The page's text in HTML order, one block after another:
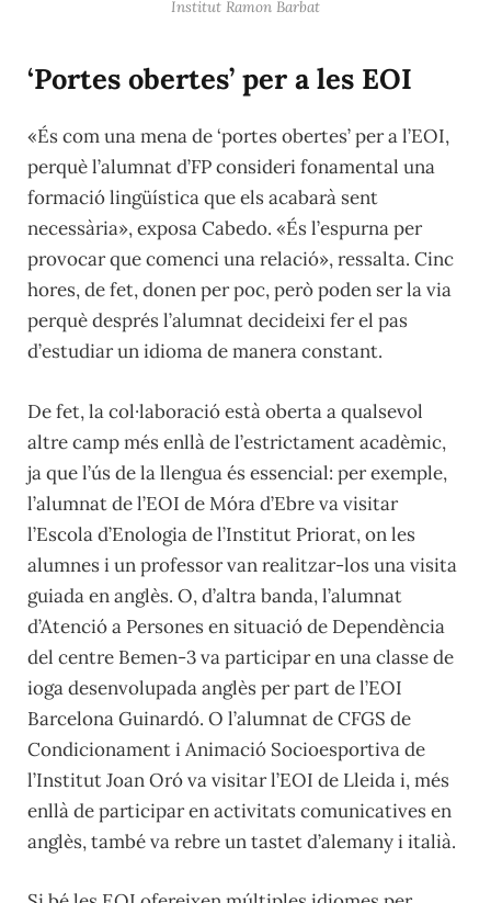
Institut Ramon Barbat
‘Portes obertes’ per a les EOI
«És com una mena de ‘portes obertes’ per a l’EOI,
perquè l’alumnat d’FP consideri fonamental una
formació lingüística que els acabarà sent
necessària», exposa Cabedo. «És l’espurna per
provocar que comenci una relació», ressalta. Cinc
hores, de fet, donen per poc, però poden ser la via
perquè després l’alumnat decideixi fer el pas
d’estudiar un idioma de manera constant.
De fet, la col·laboració està oberta a qualsevol
altre camp més enllà de l’estrictament acadèmic,
ja que l’ús de la llengua és essencial: per exemple,
l’alumnat de l’EOI de Móra d’Ebre va visitar
l’Escola d’Enologia de l’Institut Priorat, on les
alumnes i un professor van realitzar-los una visita
guiada en anglès. O, d’altra banda, l’alumnat
d’Atenció a Persones en situació de Dependència
del centre Bemen-3 va participar en una classe de
ioga desenvolupada anglès per part de l’EOI
Barcelona Guinardó. O l’alumnat de CFGS de
Condicionament i Animació Socioesportiva de
l’Institut Joan Oró va visitar l’EOI de Lleida i, més
enllà de participar en activitats comunicatives en
anglès, també va rebre un tastet d’alemany i italià.